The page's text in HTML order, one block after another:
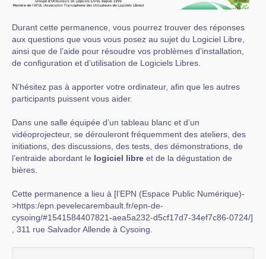
Durant cette permanence, vous pourrez trouver des réponses
aux questions que vous vous posez au sujet du Logiciel Libre,
ainsi que de l’aide pour résoudre vos problèmes d’installation,
de configuration et d’utilisation de Logiciels Libres.
N’hésitez pas à apporter votre ordinateur, afin que les autres
participants puissent vous aider.
Dans une salle équipée d’un tableau blanc et d’un
vidéoprojecteur, se dérouleront fréquemment des ateliers, des
initiations, des discussions, des tests, des démonstrations, de
l’entraide abordant le logiciel libre et de la dégustation de
bières.
Cette permanence a lieu à [l’EPN (Espace Public Numérique)-
>https:/epn.pevelecarembault.fr/epn-de-
cysoing/#1541584407821-aea5a232-d5cf17d7-34ef7c86-0724/]
, 311 rue Salvador Allende à Cysoing.